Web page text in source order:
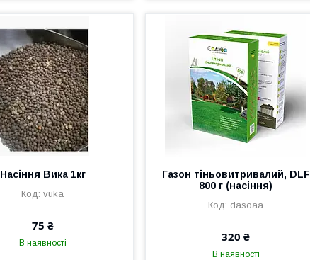
Насіння Вика 1кг
vuka
75 ₴
В наявності
Газон тіньовитривалий, DLF
800 г (насіння)
dasoaa
320 ₴
В наявності